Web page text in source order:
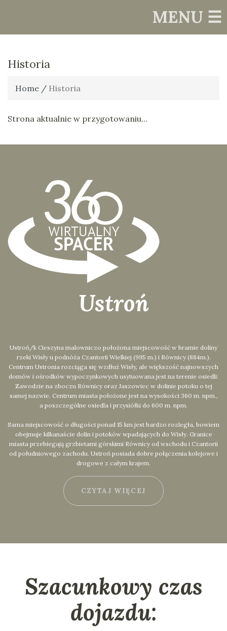
MENU ☰
Historia
Home / Historia
Strona aktualnie w przygotowaniu...
Ustroń
Ustroń/k Cieszyna malowniczo położona miejscowość w bramie doliny
rzeki Wisły u podnóża Czantorii Wielkiej (995 m.) i Równicy (884m.).
Centrum Ustronia rozciąga się wzdłuż Wisły, ale większość najnowszych
domów i ośrodków wypoczynkowych usytuowana jest na terenie osiedli:
Zawodzie na zboczu Równicy oraz Jaszowiec w dolinie potoku o tej
samej nazwie. Centrum miasta położone jest na wysokości 360 m. npm.,
a poszczególne osiedla i przysiółki do 600 m. npm.
Sama miejscowość o długości ponad 15 km jest bardzo rozległa, bowiem
obejmuje kilkanaście dolin i potoków wpadających do Wisły. Granice
miasta przebiegają grzbietami górskimi Równicy od wschodu i Czantorii
od południowego zachodu. Ustroń posiada dobre połączenia kolejowe i
drogowe z całym krajem.
CZYTAJ WIĘCEJ
Szacunkowy czas
dojazdu: